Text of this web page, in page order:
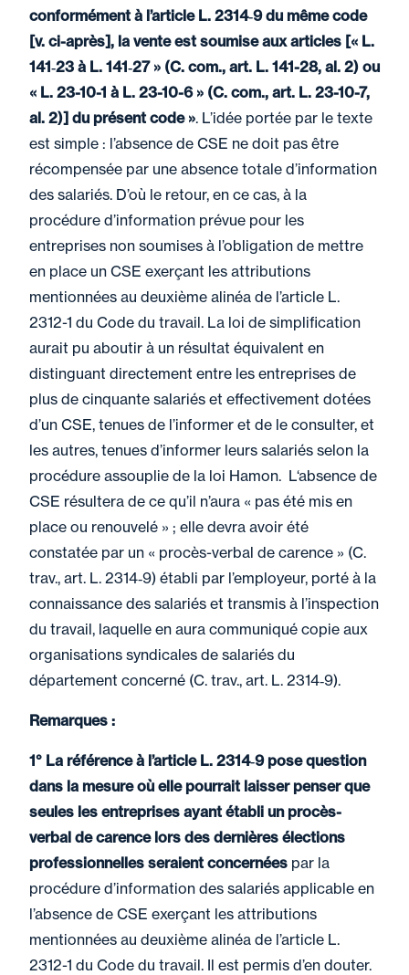
conformément à l’article L. 2314‑9 du même code
[v. ci-après], la vente est soumise aux articles [« L.
141‑23 à L. 141‑27 » (C. com., art. L. 141-28, al. 2) ou
« L. 23-10-1 à L. 23-10-6 » (C. com., art. L. 23-10-7,
al. 2)] du présent code ». L’idée portée par le texte
est simple : l’absence de CSE ne doit pas être
récompensée par une absence totale d’information
des salariés. D’où le retour, en ce cas, à la
procédure d’information prévue pour les
entreprises non soumises à l’obligation de mettre
en place un CSE exerçant les attributions
mentionnées au deuxième alinéa de l’article L.
2312-1 du Code du travail. La loi de simplification
aurait pu aboutir à un résultat équivalent en
distinguant directement entre les entreprises de
plus de cinquante salariés et effectivement dotées
d’un CSE, tenues de l’informer et de le consulter, et
les autres, tenues d’informer leurs salariés selon la
procédure assouplie de la loi Hamon. L‘absence de
CSE résultera de ce qu’il n’aura « pas été mis en
place ou renouvelé » ; elle devra avoir été
constatée par un « procès-verbal de carence » (C.
trav., art. L. 2314‑9) établi par l’employeur, porté à la
connaissance des salariés et transmis à l’inspection
du travail, laquelle en aura communiqué copie aux
organisations syndicales de salariés du
département concerné (C. trav., art. L. 2314‑9).
Remarques :
1° La référence à l’article L. 2314‑9 pose question
dans la mesure où elle pourrait laisser penser que
seules les entreprises ayant établi un procès-
verbal de carence lors des dernières élections
professionnelles seraient concernées par la
procédure d’information des salariés applicable en
l’absence de CSE exerçant les attributions
mentionnées au deuxième alinéa de l’article L.
2312-1 du Code du travail. Il est permis d’en douter.